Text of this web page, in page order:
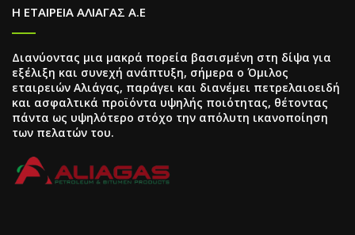
Η ΕΤΑΙΡΕΙΑ ΑΛΙΑΓΑΣ Α.Ε
Διανύοντας μια μακρά πορεία βασισμένη στη δίψα για
εξέλιξη και συνεχή ανάπτυξη, σήμερα ο Όμιλος
εταιρειών Αλιάγας, παράγει και διανέμει πετρελαιοειδή
και ασφαλτικά προϊόντα υψηλής ποιότητας, θέτοντας
πάντα ως υψηλότερο στόχο την απόλυτη ικανοποίηση
των πελατών του.